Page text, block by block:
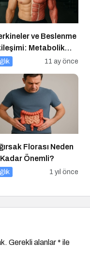
ve Beslenme
Metabolik
Yeni Bir11 ay önce
Florası Neden
Önemli?
1 yıl önce
Gerekli alanlar* ile